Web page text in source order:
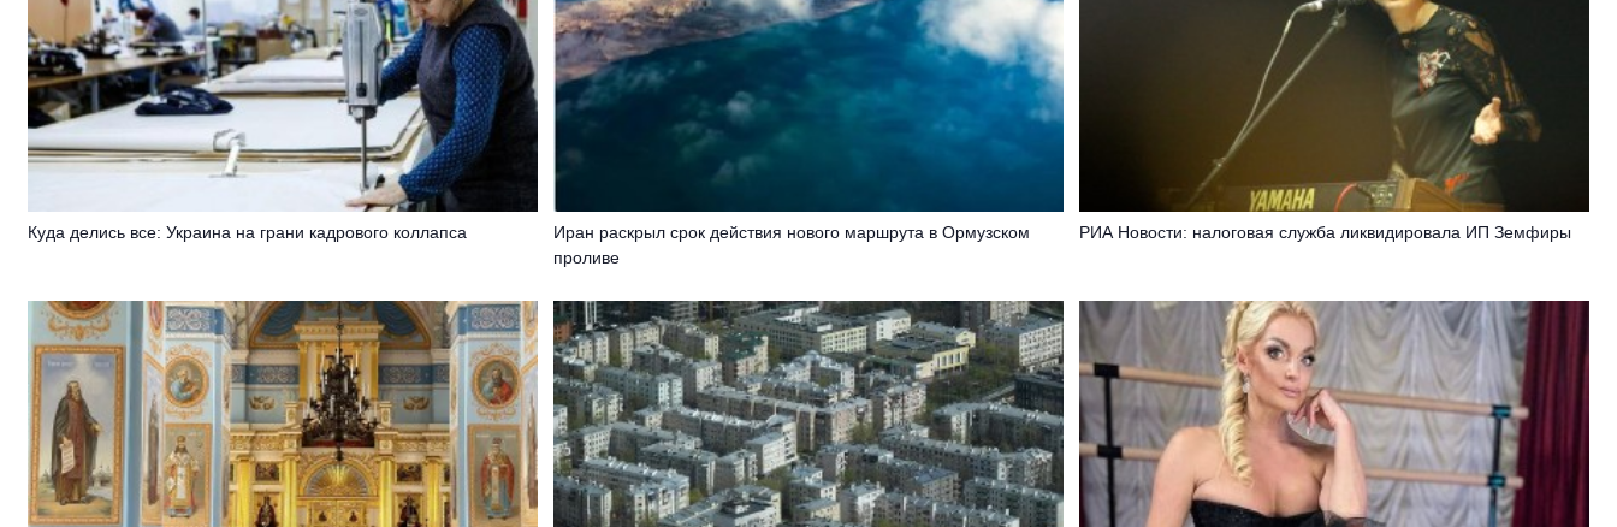
Куда делись все: Украина на грани кадрового коллапса
Иран раскрыл срок действия нового маршрута в Ормузском
проливе
РИА Новости: налоговая служба ликвидировала ИП Земфиры